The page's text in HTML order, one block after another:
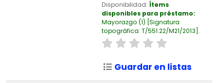
Disponibilidad: Ítems
disponibles para préstamo:
Mayorazgo (1) Signatura
topográfica: T/551.22/M21/2013 .
Guardar en listas